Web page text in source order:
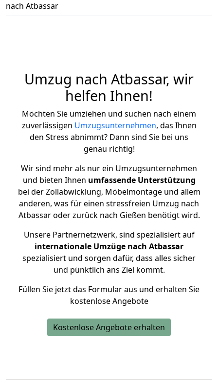
nach Atbassar
Umzug nach Atbassar, wir
helfen Ihnen!
Möchten Sie umziehen und suchen nach einem
zuverlässigen Umzugsunternehmen, das Ihnen
den Stress abnimmt? Dann sind Sie bei uns
genau richtig!
Wir sind mehr als nur ein Umzugsunternehmen
und bieten Ihnen umfassende Unterstützung
bei der Zollabwicklung, Möbelmontage und allem
anderen, was für einen stressfreien Umzug nach
Atbassar oder zurück nach Gießen benötigt wird.
Unsere Partnernetzwerk, sind spezialisiert auf
internationale Umzüge nach Atbassar
spezialisiert und sorgen dafür, dass alles sicher
und pünktlich ans Ziel kommt.
Füllen Sie jetzt das Formular aus und erhalten Sie
kostenlose Angebote
Kostenlose Angebote erhalten